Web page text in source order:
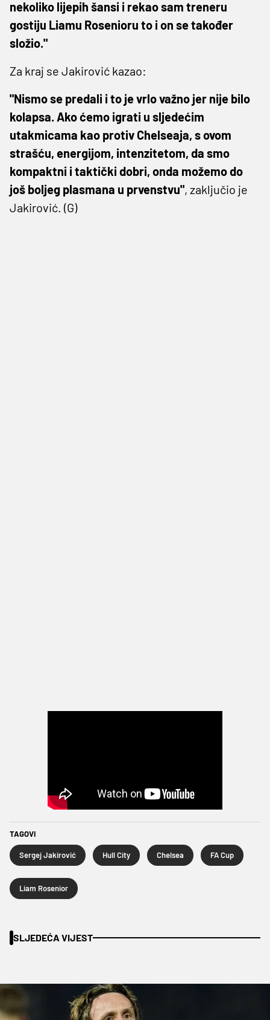
nekoliko lijepih šansi i rekao sam treneru
gostiju Liamu Rosenioru to i on se također
složio."
Za kraj se Jakirović kazao:
"Nismo se predali i to je vrlo važno jer nije bilo
kolapsa. Ako ćemo igrati u sljedećim
utakmicama kao protiv Chelseaja, s ovom
strašću, energijom, intenzitetom, da smo
kompaktni i taktički dobri, onda možemo do
još boljeg plasmana u prvenstvu", zaključio je
Jakirović. (G)
TAGOVI
Sergej Jakirović Hull City Chelsea FA Cup
Liam Rosenior
SLJEDEĆA VIJEST